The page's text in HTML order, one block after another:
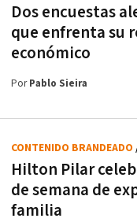
Dos encuestas
que enfrenta su
económico
PorPablo Sieira
Hilton Pilar
de semana de
familia
CONTENIDO BRANDEADO